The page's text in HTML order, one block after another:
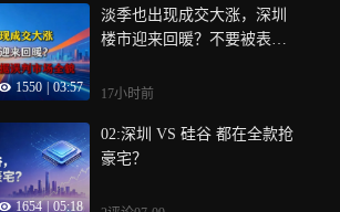
1550 03:57
淡季也出现成交大涨，深圳
楼市迎来回暖？不要被表面
17小时前
1654 | 05:18
02:深圳 VS 硅谷 都在全款抢
豪宅？